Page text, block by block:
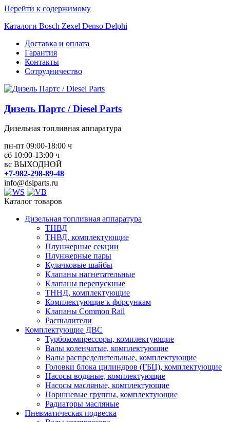
Перейти к содержимому
Каталоги Bosch Zexel Denso Delphi
Доставка и оплата
Гарантия
Контакты
Сотрудничество
Дизель Партс / Diesel Parts
Дизельная топливная аппаратура
пн-пт 09:00-18:00 ч
сб 10:00-13:00 ч
вс ВЫХОДНОЙ
+7-982-298-89-48
info@dslparts.ru
Каталог товаров
Дизельная топливная аппаратура
ТНВД
ТНВД, комплектующие
Плунжерные секции
Плунжерные пары
Кулачковые шайбы
Клапаны нагнетательные
Клапаны перепускные
ТННД, комплектующие
Комплектующие к форсункам
Клапаны Common Rail
Распылители
Комплектующие ДВС
Турбокомпрессоры, комплектующие
Валы коленчатые, комплектующие
Валы распределительные, комплектующие
Головки блока цилиндров (ГБЦ), комплектующие
Насосы водяные, комплектующие
Насосы масляные, комплектующие
Поршневые группы, комплектующие
Радиаторы масляные
Пневматическая подвеска